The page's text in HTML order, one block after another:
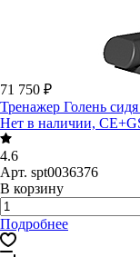
71 750 ₽
Тренажер Голень
Нет в наличии,
4.6
Арт. spt0036376
В корзину
Подробнее